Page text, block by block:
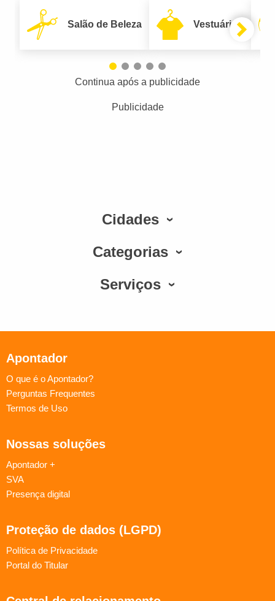
Salão de Beleza Vestuário
Continua após a publicidade
Publicidade
Cidades
Categorias
Serviços
Apontador
O que é o Apontador?
Perguntas Frequentes
Termos de Uso
Nossas soluções
Apontador +
SVA
Presença digital
Proteção de dados (LGPD)
Política de Privacidade
Portal do Titular